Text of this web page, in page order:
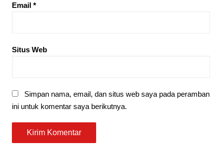
Email *
Situs Web
Simpan nama, email, dan situs web saya pada peramban
ini untuk komentar saya berikutnya.